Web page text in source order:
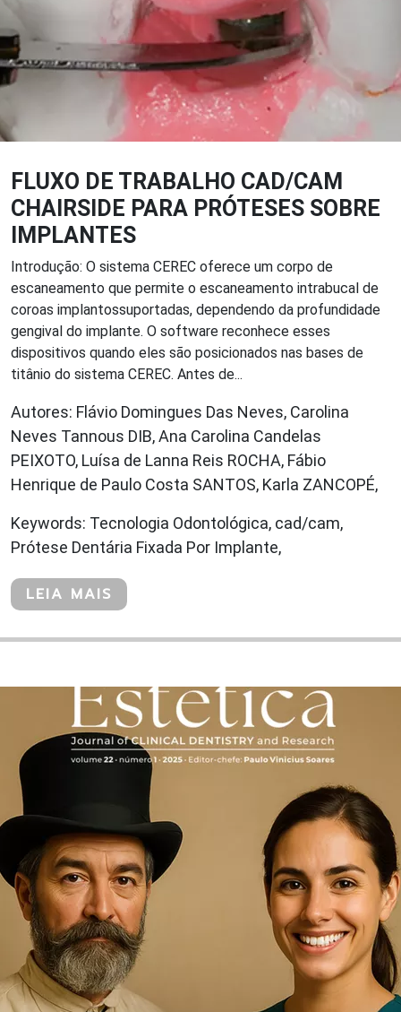
FLUXO DE TRABALHO CAD/CAM
CHAIRSIDE PARA PRÓTESES SOBRE
IMPLANTES
Introdução: O sistema CEREC oferece um corpo de
escaneamento que permite o escaneamento intrabucal de
coroas implantossuportadas, dependendo da profundidade
gengival do implante. O software reconhece esses
dispositivos quando eles são posicionados nas bases de
titânio do sistema CEREC. Antes de...
Autores: Flávio Domingues Das Neves, Carolina
Neves Tannous DIB, Ana Carolina Candelas
PEIXOTO, Luísa de Lanna Reis ROCHA, Fábio
Henrique de Paulo Costa SANTOS, Karla ZANCOPÉ,
Keywords: Tecnologia Odontológica, cad/cam,
Prótese Dentária Fixada Por Implante,
LEIA MAIS